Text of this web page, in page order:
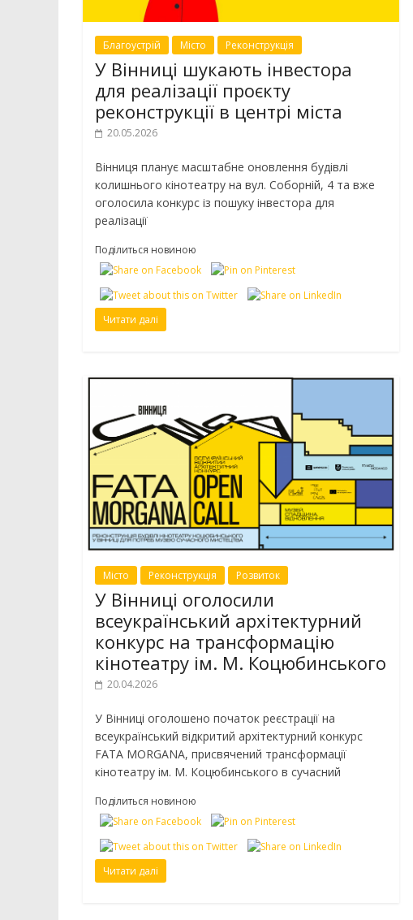
Благоустрій Місто Реконструкція
У Вінниці шукають інвестора
для реалізації проєкту
реконструкції в центрі міста
20.05.2026
Вінниця планує масштабне оновлення будівлі
колишнього кінотеатру на вул. Соборній, 4 та вже
оголосила конкурс із пошуку інвестора для
реалізації
Поділиться новиною
Читати далі
Місто Реконструкція Розвиток
У Вінниці оголосили
всеукраїнський архітектурний
конкурс на трансформацію
кінотеатру ім. М. Коцюбинського
20.04.2026
У Вінниці оголошено початок реєстрації на
всеукраїнський відкритий архітектурний конкурс
FATA MORGANA, присвячений трансформації
кінотеатру ім. М. Коцюбинського в сучасний
Поділиться новиною
Читати далі